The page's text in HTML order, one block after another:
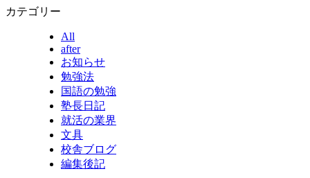
カテゴリー
All
after
お知らせ
勉強法
国語の勉強
塾長日記
就活の業界
文具
校舎ブログ
編集後記